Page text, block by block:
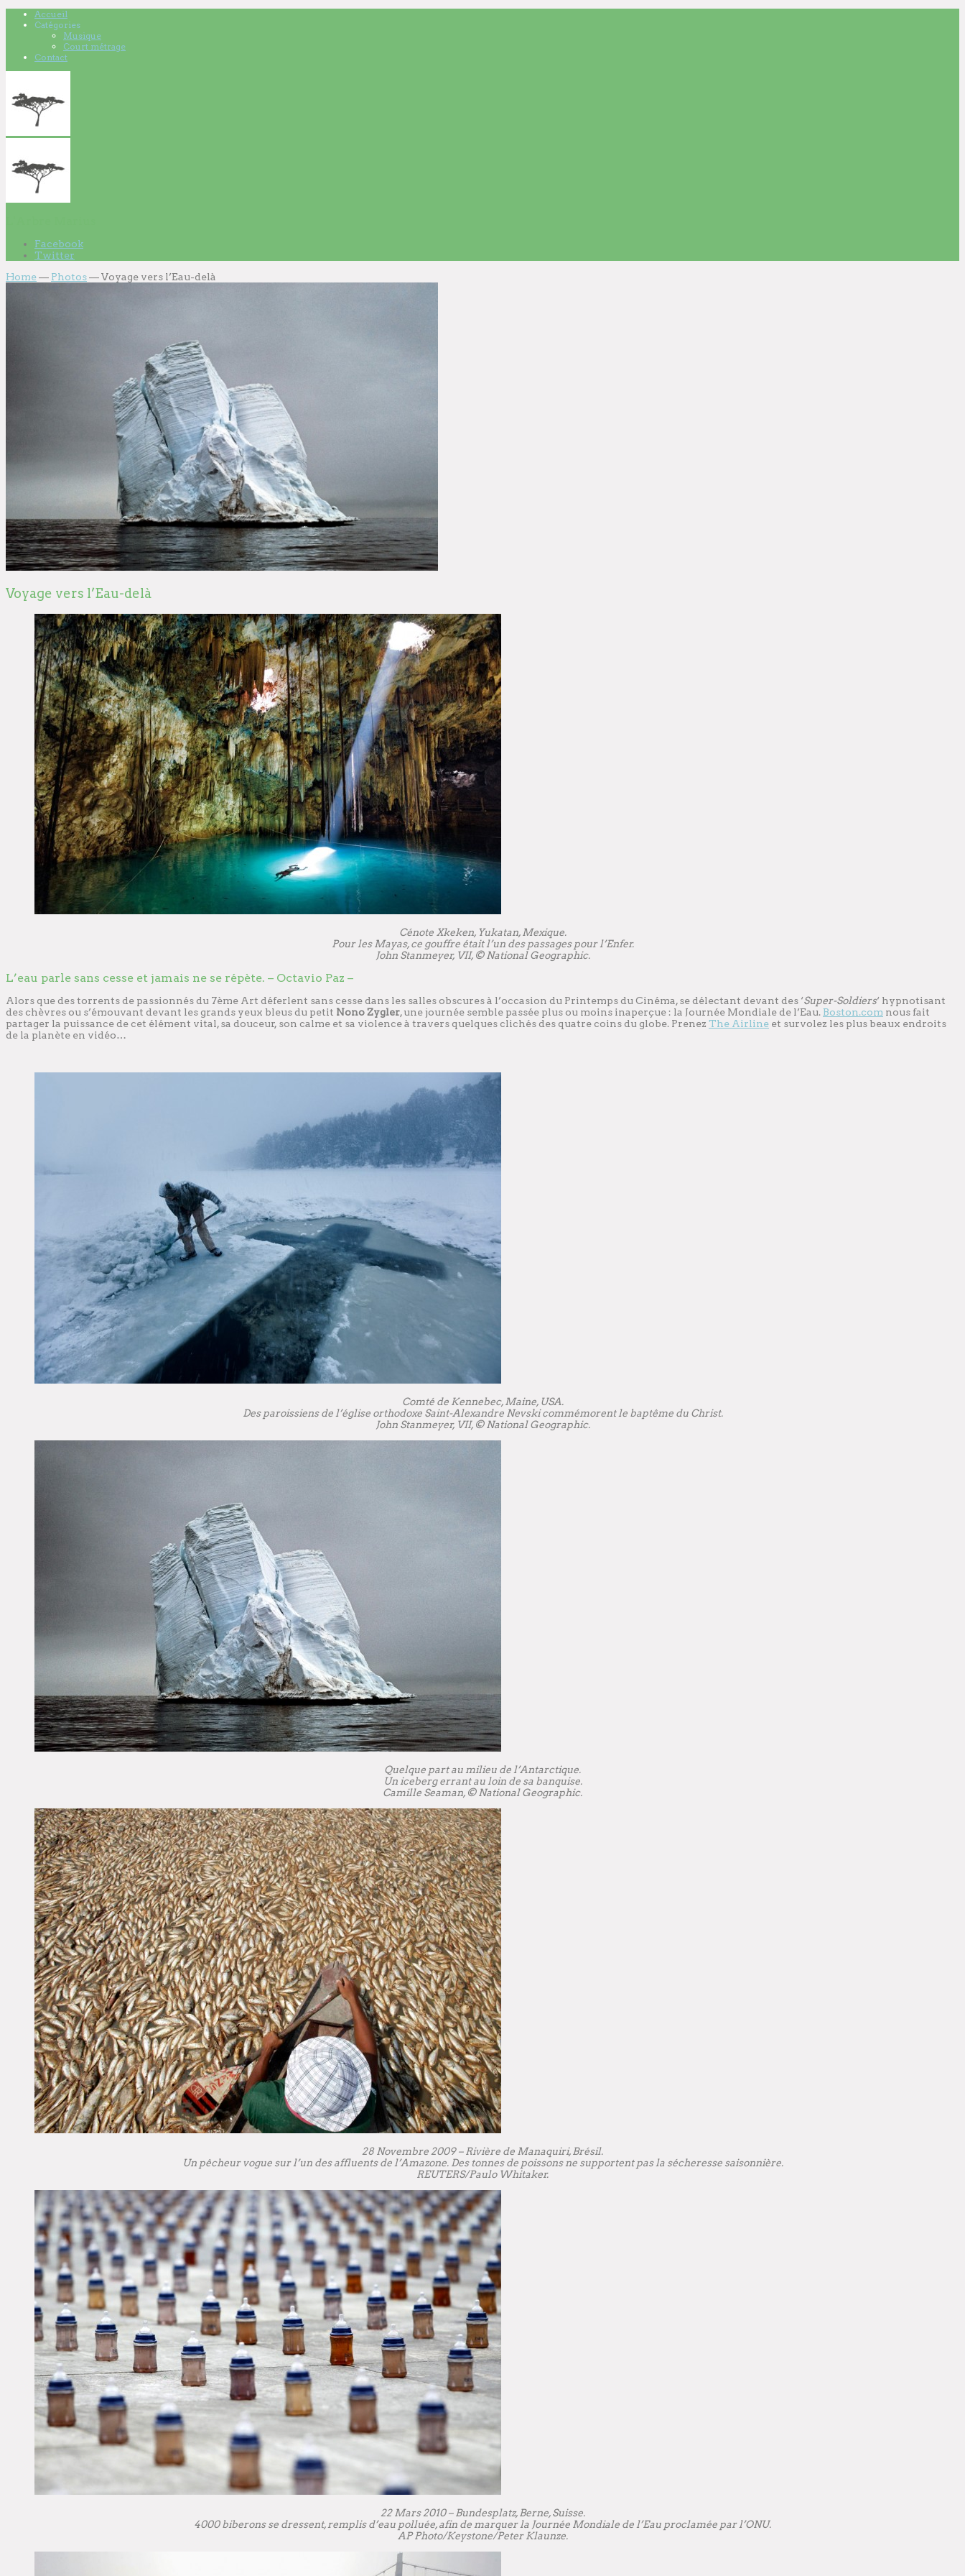
Accueil
Catégories
Musique
Court métrage
Contact
Facebook
Twitter
Home— Photos—Voyage vers l’Eau-delà
Voyage vers l’Eau-delà
Cénote Xkeken, Yukatan, Mexique.
Pour les Mayas, ce gouffre était l’un des passages pour l’Enfer.
John Stanmeyer, VII, © National Geographic.
L’eau parle sans cesse et jamais ne se répète. – Octavio Paz –
Alors que des torrents de passionnés du 7ème Art déferlent sans cesse dans les salles obscures à l’occasion du Printemps du Cinéma, se délectant devant des ‘Super-Soldiers‘ hypnotisant
des chèvres ou s’émouvant devant les grands yeux bleus du petit Nono Zygler, une journée semble passée plus ou moins inaperçue : la Journée Mondiale de l’Eau. Boston.com nous fait
partager la puissance de cet élément vital, sa douceur, son calme et sa violence à travers quelques clichés des quatre coins du globe. Prenez The Airline et survolez les plus beaux endroits
de la planète en vidéo…
Comté de Kennebec, Maine, USA.
Des paroissiens de l’église orthodoxe Saint-Alexandre Nevski commémorent le baptême du Christ.
John Stanmeyer, VII, © National Geographic.
Quelque part au milieu de l’Antarctique.
Un iceberg errant au loin de sa banquise.
Camille Seaman, © National Geographic.
28 Novembre 2009 – Rivière de Manaquiri, Brésil.
Un pêcheur vogue sur l’un des affluents de l’Amazone. Des tonnes de poissons ne supportent pas la sécheresse saisonnière.
REUTERS/Paulo Whitaker.
22 Mars 2010 – Bundesplatz, Berne, Suisse.
4000 biberons se dressent, remplis d’eau polluée, afin de marquer la Journée Mondiale de l’Eau proclamée par l’ONU.
AP Photo/Keystone/Peter Klaunze.